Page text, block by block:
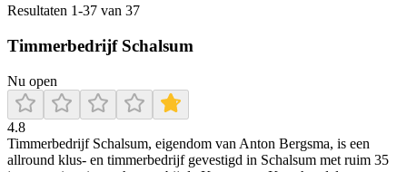
Resultaten 1-37 van 37
Timmerbedrijf Schalsum
Nu open
4.8
Timmerbedrijf Schalsum, eigendom van Anton Bergsma, is een
allround klus- en timmerbedrijf gevestigd in Schalsum met ruim 35